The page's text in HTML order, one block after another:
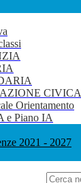
CIVICA
Orientamento
e Piano IA
2021 - 2027